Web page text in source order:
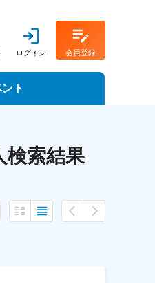
ログイン 会員登録
ト
ミナー
検索結果